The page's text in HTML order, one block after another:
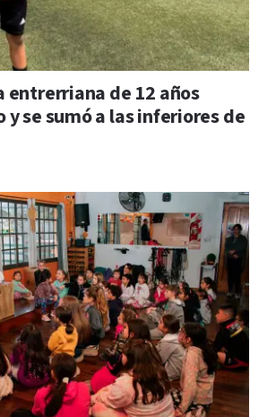
entrerriana de 12 años
se sumó a las inferiores de